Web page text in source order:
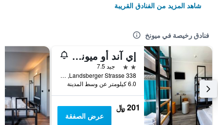
شاهد المزيد من الفنادق القريبة
فنادق رخيصة في ميونخ
إي آند أو ميونيخ لايم
2 نجمتين
جيد 7.5
Landsberger Strasse 338, ميونخ, بافاريا, ألمانيا
6.0 كيلومتر عن وسط المدينة
201 ﷼
عرض الصفقة